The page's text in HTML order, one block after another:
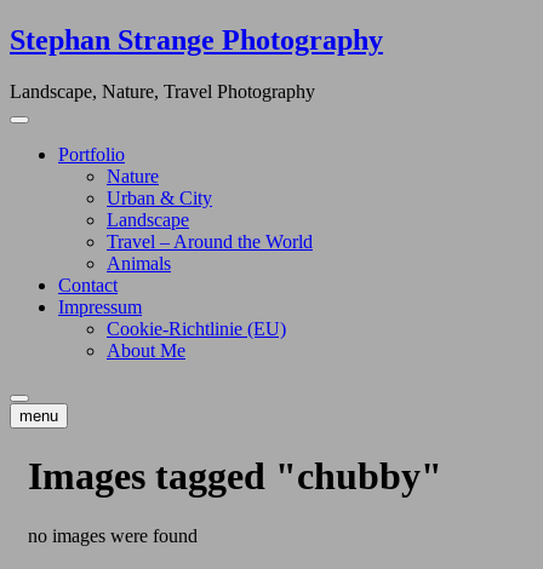
Skip
to
Stephan Strange Photography
Landscape, Nature, Travel Photography
Portfolio
Nature
Urban & City
Landscape
Travel – Around the World
Animals
Contact
Impressum
Cookie-Richtlinie (EU)
About Me
menu
Images tagged "chubby"
no images were found